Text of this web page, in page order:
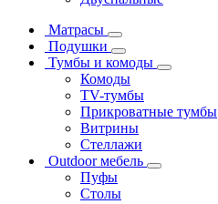
Матрасы
Подушки
Тумбы и комоды
Комоды
ТV-тумбы
Прикроватные тумбы
Витрины
Стеллажи
Outdoor мебель
Пуфы
Столы